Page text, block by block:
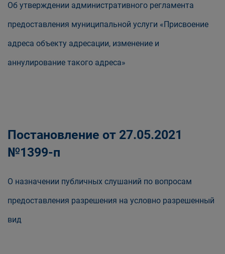
Об утверждении административного регламента
предоставления муниципальной услуги «Присвоение
адреса объекту адресации, изменение и
аннулирование такого адреса»
Постановление от 27.05.2021
№1399-п
О назначении публичных слушаний по вопросам
предоставления разрешения на условно разрешенный
вид